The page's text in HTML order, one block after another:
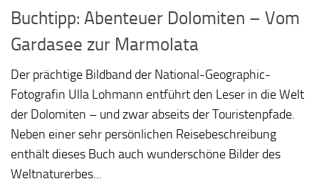
Buchtipp: Abenteuer Dolomiten – Vom
Gardasee zur Marmolata
Der prächtige Bildband der National-Geographic-
Fotografin Ulla Lohmann entführt den Leser in die Welt
der Dolomiten – und zwar abseits der Touristenpfade.
Neben einer sehr persönlichen Reisebeschreibung
enthält dieses Buch auch wunderschöne Bilder des
Weltnaturerbes...